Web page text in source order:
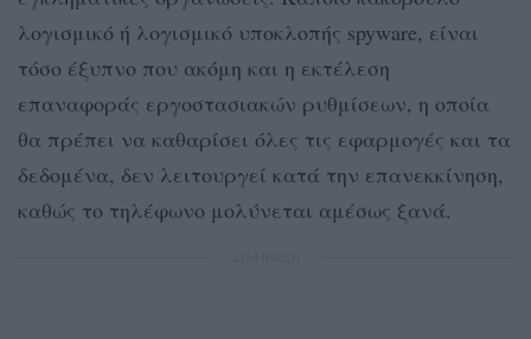
λογισμικό ή λογισμικό υποκλοπής spyware, είναι
τόσο έξυπνο που ακόμη και η εκτέλεση
επαναφοράς εργοστασιακών ρυθμίσεων, η οποία
θα πρέπει να καθαρίσει όλες τις εφαρμογές και τα
δεδομένα, δεν λειτουργεί κατά την επανεκκίνηση,
καθώς το τηλέφωνο μολύνεται αμέσως ξανά.